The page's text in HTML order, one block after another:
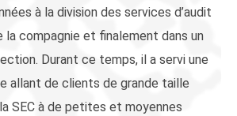
à la division des services d’audit
la compagnie et finalement dans un
Durant ce temps, il a servi une
allant de clients de grande taille
SEC à de petites et moyennes